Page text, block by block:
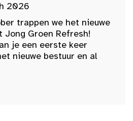
2026
trappen we het nieuwe
Groen Refresh!
je een eerste keer
nieuwe bestuur en al